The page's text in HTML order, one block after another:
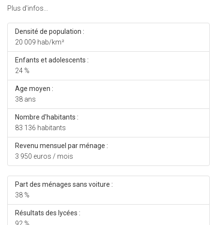
Plus d'infos...
Densité de population :
20 009 hab/km²
Enfants et adolescents :
24 %
Age moyen :
38 ans
Nombre d'habitants :
83 136 habitants
Revenu mensuel par ménage :
3 950 euros / mois
Part des ménages sans voiture :
38 %
Résultats des lycées :